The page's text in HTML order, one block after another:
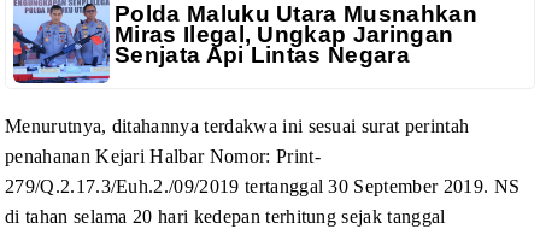
Polda Maluku Utara Musnahkan
Miras Ilegal, Ungkap Jaringan
Senjata Api Lintas Negara
Menurutnya, ditahannya terdakwa ini sesuai surat perintah
penahanan Kejari Halbar Nomor: Print-
279/Q.2.17.3/Euh.2./09/2019 tertanggal 30 September 2019. NS
di tahan selama 20 hari kedepan terhitung sejak tanggal